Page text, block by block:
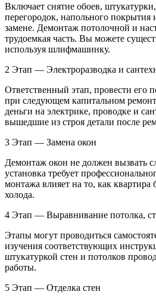
Включает снятие обоев,
перегородок, напольного покрытия
замене. Демонтаж потолочной и
трудоемкая часть. Вы можете
используя шлифмашинку.
2 Этап — Электроразводка и
Ответственный этап, провести его
при следующем капитальном
деньги на электрике, проводке и
вышедшие из строя детали после
3 Этап — Замена окон
Демонтаж окон не должен вызвать
установка требует
монтажа влияет на то, как квартира
холода.
4 Этап — Выравнивание потолка,
Этапы могут проводиться
изучения соответствующих
штукатуркой стен и потолков
работы.
5 Этап — Отделка стен